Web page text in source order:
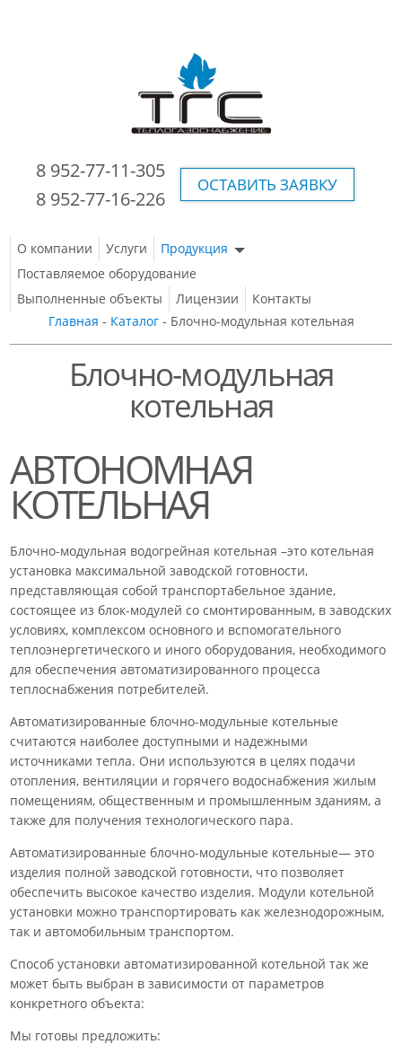
8 952-77-11-305
8 952-77-16-226
ОСТАВИТЬ ЗАЯВКУ
О компании Услуги
Продукция
Поставляемое оборудование
Выполненные объекты
Лицензии
Контакты
Главная - Каталог- Блочно-модульная котельная
Блочно-модульная
котельная
АВТОНОМНАЯ
КОТЕЛЬНАЯ
Блочно-модульная водогрейная котельная –это котельная
установка максимальной заводской готовности,
представляющая собой транспортабельное здание,
состоящее из блок-модулей со смонтированным, в заводских
условиях, комплексом основного и вспомогательного
теплоэнергетического и иного оборудования, необходимого
для обеспечения автоматизированного процесса
теплоснабжения потребителей.
Автоматизированные блочно-модульные котельные
считаются наиболее доступными и надежными
источниками тепла. Они используются в целях подачи
отопления, вентиляции и горячего водоснабжения жилым
помещениям, общественным и промышленным зданиям, а
также для получения технологического пара.
Автоматизированные блочно-модульные котельные— это
изделия полной заводской готовности, что позволяет
обеспечить высокое качество изделия. Модули котельной
установки можно транспортировать как железнодорожным,
так и автомобильным транспортом.
Способ установки автоматизированной котельной так же
может быть выбран в зависимости от параметров
конкретного объекта:
Мы готовы предложить: